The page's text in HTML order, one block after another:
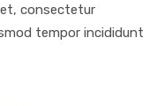
consectetur
tempor incididunt